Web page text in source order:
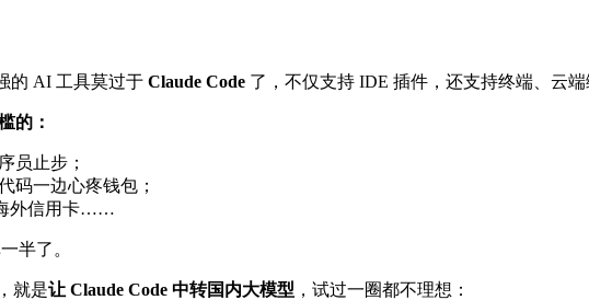
的 AI 工具莫过于 Claude Code 了，不仅支持 IDE 插件，还支持终端、云
的：
员止步；
码一边心疼钱包；
外信用卡……
半了。
就是让 Claude Code 中转国内大模型 ，试过一圈都不理想：